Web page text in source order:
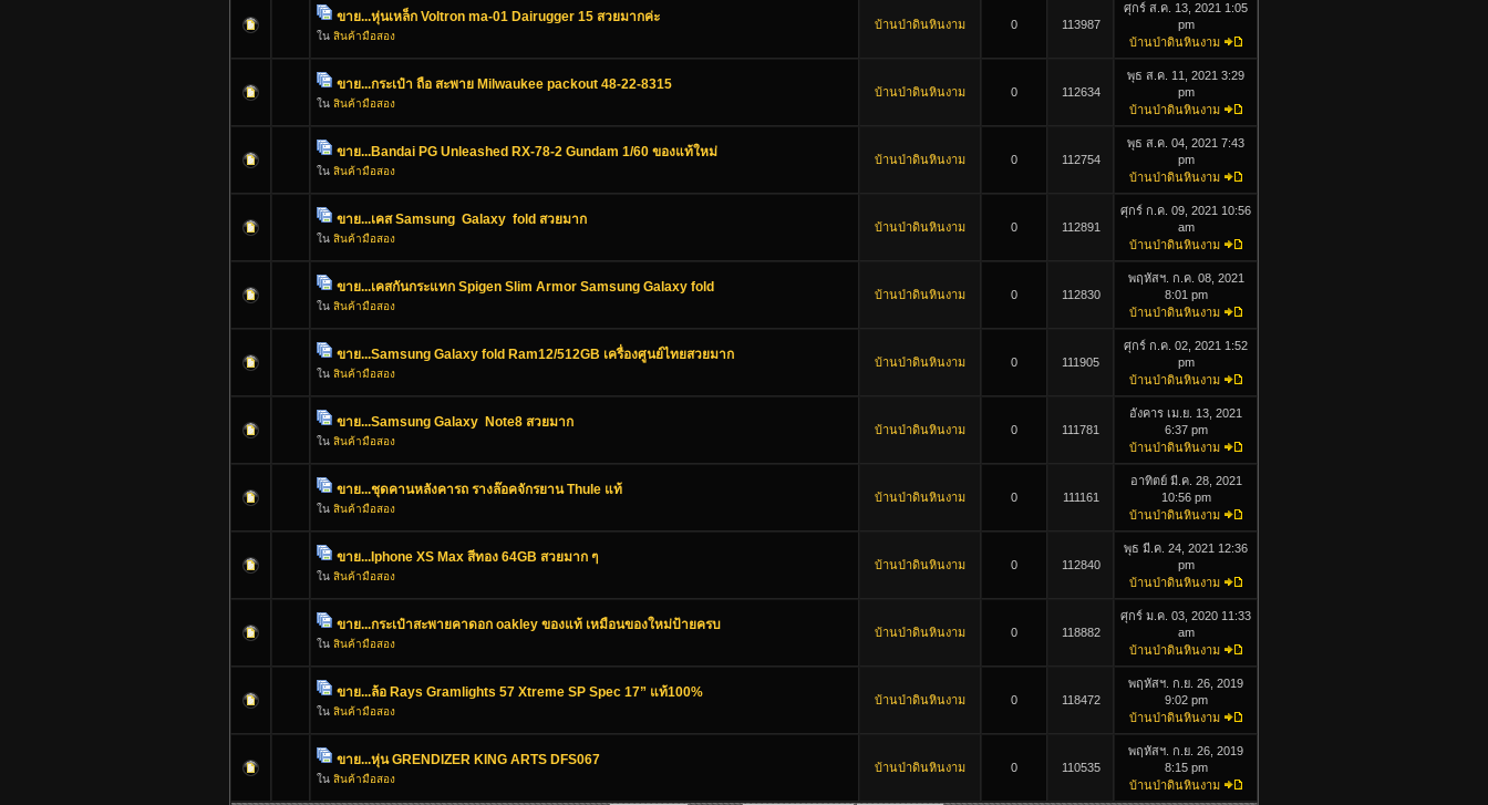
ขาย...หุ่นเหล็ก Voltron ma-01 Dairugger 15 สวยมากค่ะ
ใน สินค้ามือสอง
บ้านป่าดินหินงาม 0 113987
ศุกร์ ส.ค. 13, 2021 1:05
pm
บ้านป่าดินหินงาม
ขาย...กระเป๋า ถือ สะพาย Milwaukee packout 48-22-8315
ใน สินค้ามือสอง
บ้านป่าดินหินงาม 0 112634
พุธ ส.ค. 11, 2021 3:29
pm
บ้านป่าดินหินงาม
ขาย...Bandai PG Unleashed RX-78-2 Gundam 1/60 ของแท้ใหม่
ใน สินค้ามือสอง
บ้านป่าดินหินงาม 0 112754
พุธ ส.ค. 04, 2021 7:43
pm
บ้านป่าดินหินงาม
ขาย...เคส Samsung Galaxy fold สวยมาก
ใน สินค้ามือสอง
บ้านป่าดินหินงาม 0 112891
ศุกร์ ก.ค. 09, 2021 10:56
am
บ้านป่าดินหินงาม
ขาย...เคสกันกระแทก Spigen Slim Armor Samsung Galaxy fold
ใน สินค้ามือสอง
บ้านป่าดินหินงาม 0 112830
พฤหัสฯ. ก.ค. 08, 2021
8:01 pm
บ้านป่าดินหินงาม
ขาย...Samsung Galaxy fold Ram12/512GB เครื่องศูนย์ไทยสวยมาก
ใน สินค้ามือสอง
บ้านป่าดินหินงาม 0 111905
ศุกร์ ก.ค. 02, 2021 1:52
pm
บ้านป่าดินหินงาม
ขาย...Samsung Galaxy Note8 สวยมาก
ใน สินค้ามือสอง
บ้านป่าดินหินงาม 0 111781
อังคาร เม.ย. 13, 2021
6:37 pm
บ้านป่าดินหินงาม
ขาย...ชุดคานหลังคารถ รางล๊อคจักรยาน Thule แท้
ใน สินค้ามือสอง
บ้านป่าดินหินงาม 0 111161
อาทิตย์ มี.ค. 28, 2021
10:56 pm
บ้านป่าดินหินงาม
ขาย...Iphone XS Max สีทอง 64GB สวยมาก ๆ
ใน สินค้ามือสอง
บ้านป่าดินหินงาม 0 112840
พุธ มี.ค. 24, 2021 12:36
pm
บ้านป่าดินหินงาม
ขาย...กระเป๋าสะพายคาดอก oakley ของแท้ เหมือนของใหม่ป้ายครบ
ใน สินค้ามือสอง
บ้านป่าดินหินงาม 0 118882
ศุกร์ ม.ค. 03, 2020 11:33
am
บ้านป่าดินหินงาม
ขาย...ล้อ Rays Gramlights 57 Xtreme SP Spec 17” แท้100%
ใน สินค้ามือสอง
บ้านป่าดินหินงาม 0 118472
พฤหัสฯ. ก.ย. 26, 2019
9:02 pm
บ้านป่าดินหินงาม
ขาย...หุ่น GRENDIZER KING ARTS DFS067
ใน สินค้ามือสอง
บ้านป่าดินหินงาม 0 110535
พฤหัสฯ. ก.ย. 26, 2019
8:15 pm
บ้านป่าดินหินงาม